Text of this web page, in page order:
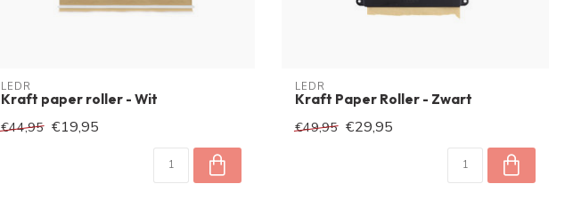
LEDR
Kraft paper roller - Wit
€44,95 €19,95
LEDR
Kraft Paper Roller - Zwart
€49,95 €29,95